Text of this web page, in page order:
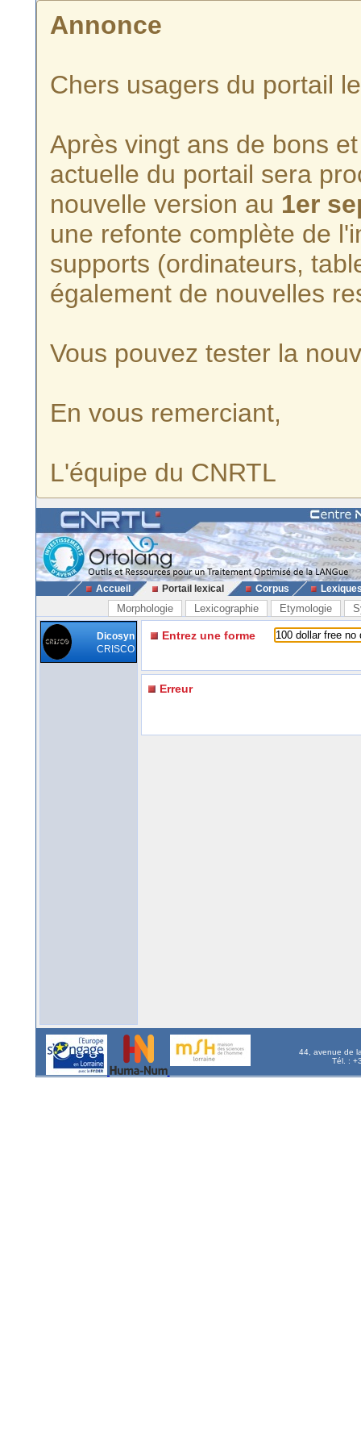
Annonce
Chers usagers du portail
Après vingt ans de bons
actuelle du portail sera
nouvelle version au 1er
une refonte complète de
supports (ordinateurs,
également de nouvelles
Vous pouvez tester la
En vous remerciant,
L'équipe du CNRTL
Accueil Portail lexical Corpus
Morphologie Lexicographie Etymologie
Dicosyn
CRISCO
Entrez une forme
Erreur
44, avenue de
Tél. :